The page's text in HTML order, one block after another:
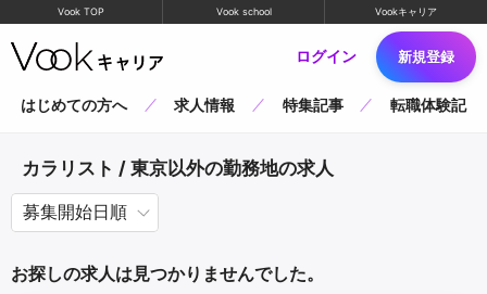
Vook TOP Vook school Vookキャリア
ログイン 新規登録
はじめての方へ 求人情報 特集記事 転職体験記
カラリスト / 東京以外の勤務地の求人
お探しの求人は見つかりませんでした。